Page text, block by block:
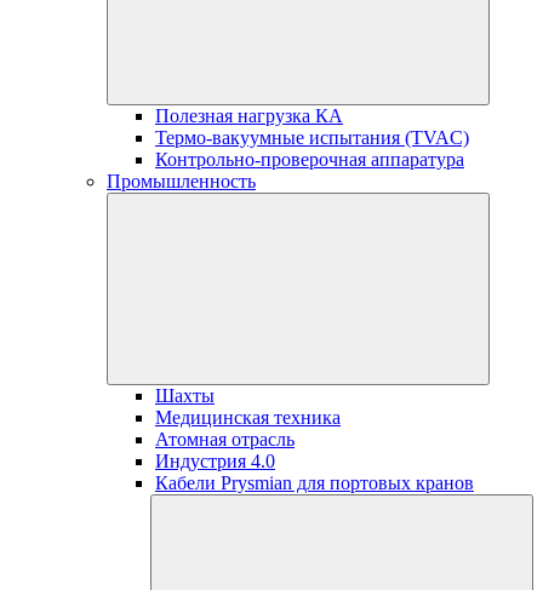
Полезная нагрузка КА
Термо-вакуумные испытания (TVAC)
Контрольно-проверочная аппаратура
Промышленность
Шахты
Медицинская техника
Атомная отрасль
Индустрия 4.0
Кабели Prysmian для портовых кранов